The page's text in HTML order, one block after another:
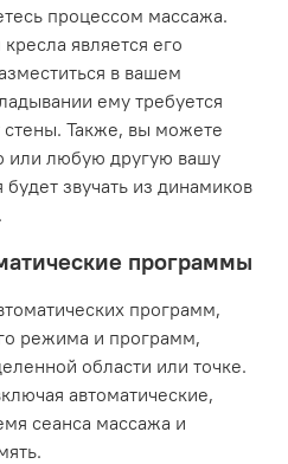
процессом массажа.
является его
в вашем
ему требуется
стены. Также, вы можете
или любую другую вашу
звучать из динамиков
программы
программ,
режима и программ,
области или точке.
автоматические,
сеанса массажа и